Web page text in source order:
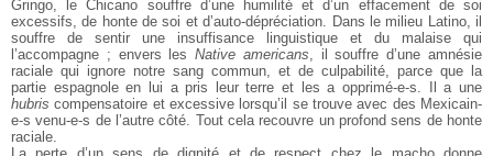
Gringo, le Chicano souffre d’une humilité et d’un effacement de soi
excessifs, de honte de soi et d’auto-dépréciation. Dans le milieu Latino, il
souffre de sentir une insuffisance linguistique et du malaise qui
l’accompagne ; envers lesNative americans , il souffre d’une amnésie
raciale qui ignore notre sang commun, et de culpabilité, parce que la
partie espagnole en lui a pris leur terre et les a opprimé-e-s. Il a une
hubris compensatoire et excessive lorsqu’il se trouve avec des Mexicain-
e-s venu-e-s de l’autre côté. Tout cela recouvre un profond sens de honte
raciale.